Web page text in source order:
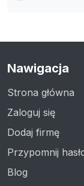
Nawigacja
Strona główna
Zaloguj się
Dodaj firmę
Przypomnij
Blog